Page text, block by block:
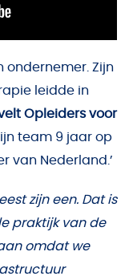
ondernemer. Zijn
leidde in
Opleiders voor
team 9 jaar op
van Nederland.’
zijn een. Dat is
praktijk van de
omdat we